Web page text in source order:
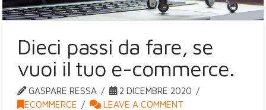
Dieci passi da fare, se
vuoi il tuo e-commerce.
GASPARE RESSA
2 DICEMBRE 2020
ECOMMERCE
LEAVE A COMMENT